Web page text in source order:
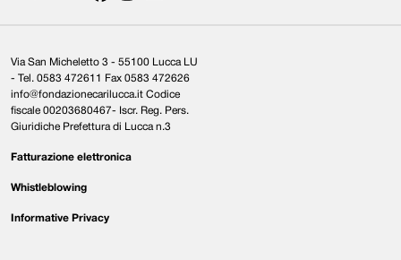
Via San Micheletto 3 - 55100 Lucca LU
- Tel. 0583 472611 Fax 0583 472626
info@fondazionecarilucca.it Codice
fiscale 00203680467- Iscr. Reg. Pers.
Giuridiche Prefettura di Lucca n.3
Fatturazione elettronica
Whistleblowing
Informative Privacy